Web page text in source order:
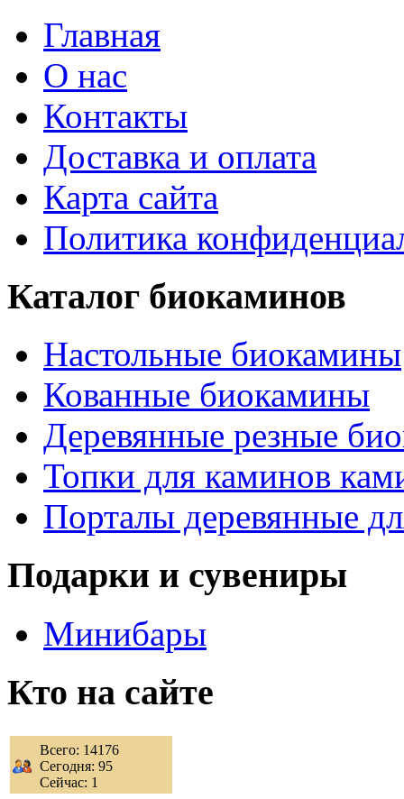
Главная
О нас
Контакты
Доставка и оплата
Карта сайта
Политика
Каталог биокаминов
Настольные биокамины
Кованные биокамины
Деревянные резные
Топки для каминов
Порталы деревянные
Подарки и сувениры
Минибары
Кто на сайте
Всего: 14176
Сегодня: 95
Сейчас: 1